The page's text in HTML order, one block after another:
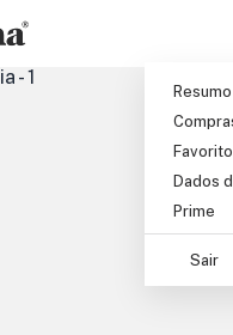
Resumo
Dados
Prime
Sair